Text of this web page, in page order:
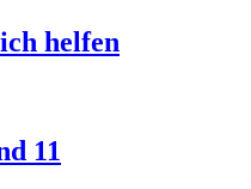
helfen
11